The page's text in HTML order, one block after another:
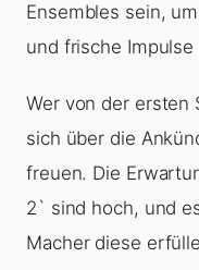
Ensembles sein,
und frische Impulse
Wer von der ersten
sich über die
freuen. Die
2` sind hoch, und
Macher diese